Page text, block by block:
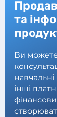
та
Ви
інші